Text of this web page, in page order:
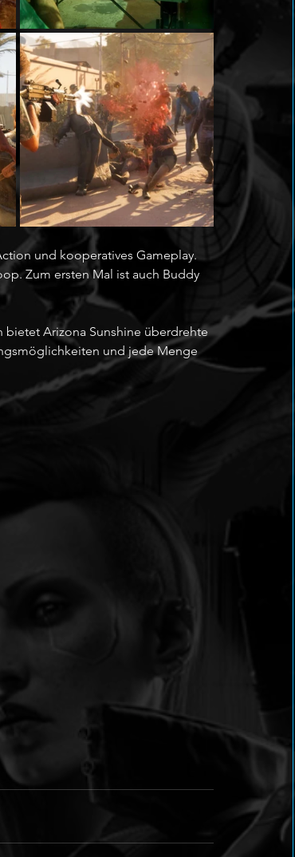
und kooperatives Gameplay.
Zum ersten Mal ist auch Buddy
bietet Arizona Sunshine überdrehte
und jede Menge